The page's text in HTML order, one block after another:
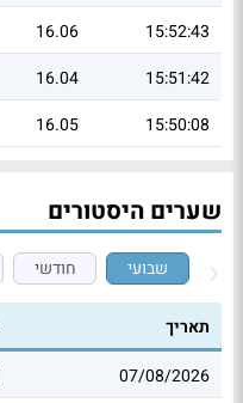
15:52:43
16.06
15:51:42
16.04
15:50:08
16.05
שערים היסטורים
שבועי חודשי
תאריך
07/08/2026